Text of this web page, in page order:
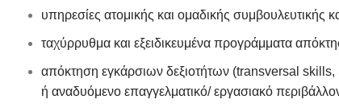
υπηρεσίες ατομικής και ομαδικής συμβουλευτικής
ταχύρρυθμα και εξειδικευμένα προγράμματα
απόκτηση εγκάρσιων δεξιοτήτων (transversal
ή αναδυόμενο επαγγελματικό/ εργασιακό